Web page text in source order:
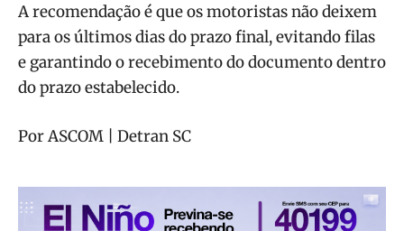
A recomendação é que os motoristas não deixem
para os últimos dias do prazo final, evitando filas
e garantindo o recebimento do documento dentro
do prazo estabelecido.
Por ASCOM | Detran SC